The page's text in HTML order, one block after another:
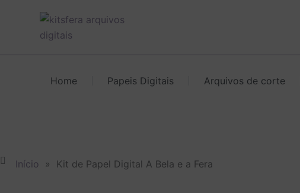
conteúdo
Home Papeis Digitais Arquivos de corte
Início » Kit de Papel Digital A Bela e a Fera